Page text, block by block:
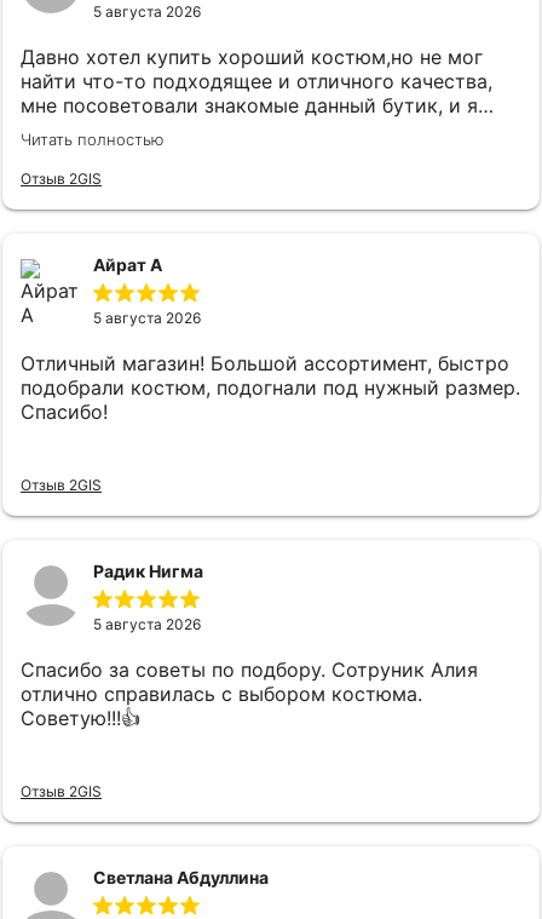
5 августа 2026
Давно хотел купить хороший костюм,но не мог
найти что-то подходящее и отличного качества,
мне посоветовали знакомые данный бутик, и я
удивился огромному выбору костюмов и при этом
качественного.Как зашел консультант Карина
встретила очень вежливо и сразу
Читать полностью
Отзыв 2GIS
Айрат А
5 августа 2026
Отличный магазин! Большой ассортимент, быстро
подобрали костюм, подогнали под нужный размер.
Спасибо!
Отзыв 2GIS
Радик Нигма
5 августа 2026
Спасибо за советы по подбору. Сотруник Алия
отлично справилась с выбором костюма.
Советую!!!👍
Отзыв 2GIS
Светлана Абдуллина